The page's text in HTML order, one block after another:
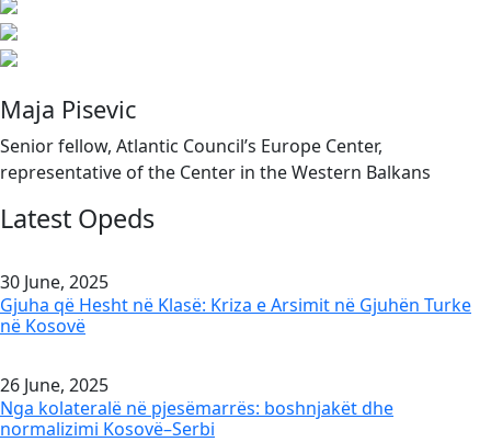
Maja Pisevic
Senior fellow, Atlantic Council’s Europe Center,
representative of the Center in the Western Balkans
Latest Opeds
30 June, 2025
Gjuha që Hesht në Klasë: Kriza e Arsimit në Gjuhën Turke
në Kosovë
26 June, 2025
Nga kolateralë në pjesëmarrës: boshnjakët dhe
normalizimi Kosovë–Serbi